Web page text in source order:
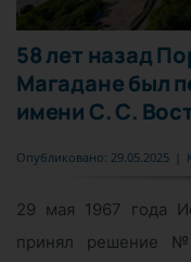
58 лет назад
Магадане был
имени С. С.
Опубликовано: 29.05.2025
29 мая 1967 года
принял решение